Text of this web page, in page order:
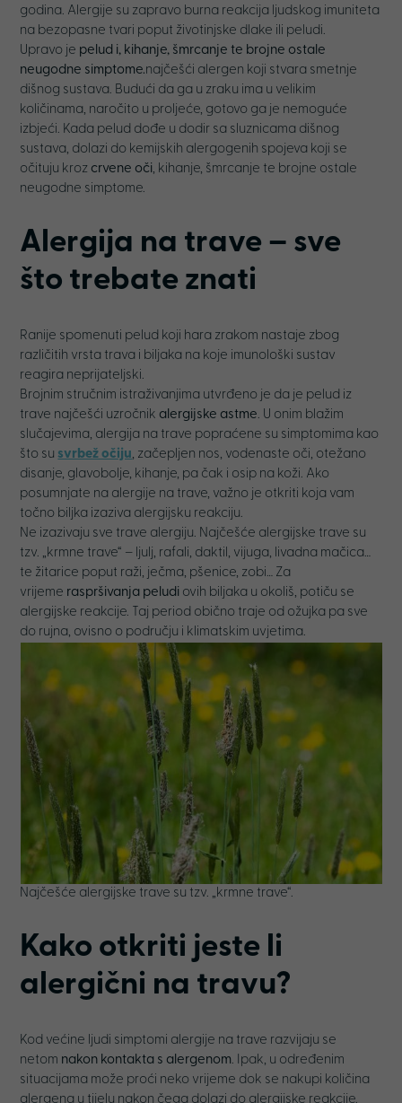
godina. Alergije su zapravo burna reakcija ljudskog imuniteta
na bezopasne tvari poput životinjske dlake ili peludi.
Upravo je pelud i, kihanje, šmrcanje te brojne ostale
neugodne simptome.najčešći alergen koji stvara smetnje
dišnog sustava. Budući da ga u zraku ima u velikim
količinama, naročito u proljeće, gotovo ga je nemoguće
izbjeći. Kada pelud dođe u dodir sa sluznicama dišnog
sustava, dolazi do kemijskih alergogenih spojeva koji se
očituju kroz crvene oči, kihanje, šmrcanje te brojne ostale
neugodne simptome.
Alergija na trave – sve
što trebate znati
Ranije spomenuti pelud koji hara zrakom nastaje zbog
različitih vrsta trava i biljaka na koje imunološki sustav
reagira neprijateljski.
Brojnim stručnim istraživanjima utvrđeno je da je pelud iz
trave najčešći uzročnik alergijske astme. U onim blažim
slučajevima, alergija na trave popraćene su simptomima kao
što su svrbež očiju, začepljen nos, vodenaste oči, otežano
disanje, glavobolje, kihanje, pa čak i osip na koži. Ako
posumnjate na alergije na trave, važno je otkriti koja vam
točno biljka izaziva alergijsku reakciju.
Ne izazivaju sve trave alergiju. Najčešće alergijske trave su
tzv. „krmne trave“ – ljulj, rafali, daktil, vijuga, livadna mačica…
te žitarice poput raži, ječma, pšenice, zobi… Za
vrijeme raspršivanja peludi ovih biljaka u okoliš, potiču se
alergijske reakcije. Taj period obično traje od ožujka pa sve
do rujna, ovisno o području i klimatskim uvjetima.
Najčešće alergijske trave su tzv. „krmne trave“.
Kako otkriti jeste li
alergični na travu?
Kod većine ljudi simptomi alergije na trave razvijaju se
netom nakon kontakta s alergenom. Ipak, u određenim
situacijama može proći neko vrijeme dok se nakupi količina
alergena u tijelu nakon čega dolazi do alergijske reakcije.